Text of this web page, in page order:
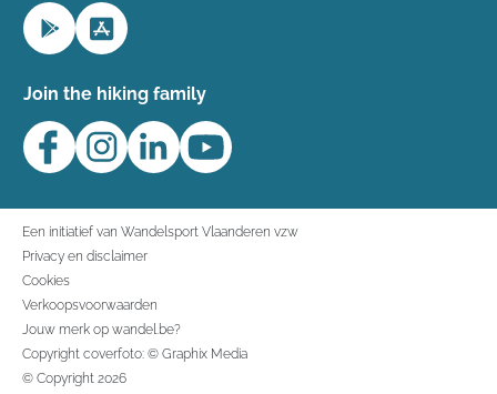
Join the hiking family
Een initiatief van Wandelsport Vlaanderen vzw
Privacy en disclaimer
Cookies
Verkoopsvoorwaarden
Jouw merk op wandel.be?
Copyright coverfoto: © Graphix Media
© Copyright 2026